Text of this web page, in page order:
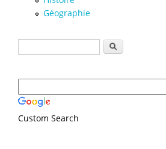
Géographie
Formulaire de recherche
Rechercher
Custom Search